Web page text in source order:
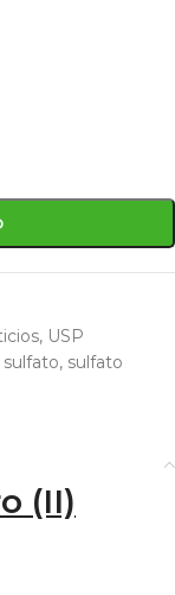
, USP
, sulfato
(II)